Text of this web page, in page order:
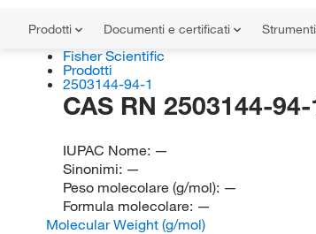
Prodotti Documenti e certificati Strumenti
Fisher Scientific
Prodotti
2503144-94-1
CAS RN 2503144-94-
IUPAC Nome: —
Sinonimi: —
Peso molecolare (g/mol): —
Formula molecolare: —
Molecular Weight (g/mol)